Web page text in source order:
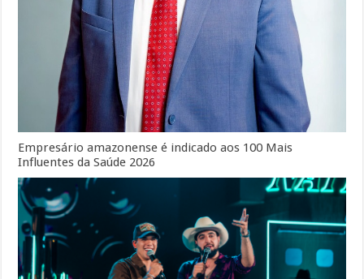
Empresário amazonense é indicado aos 100 Mais
Influentes da Saúde 2026